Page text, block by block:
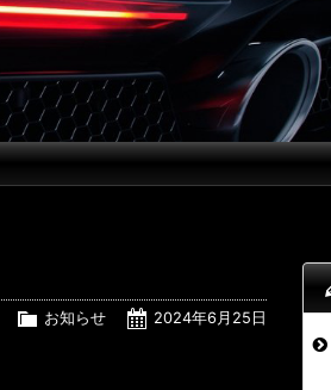
2024年6月25日
お知らせ